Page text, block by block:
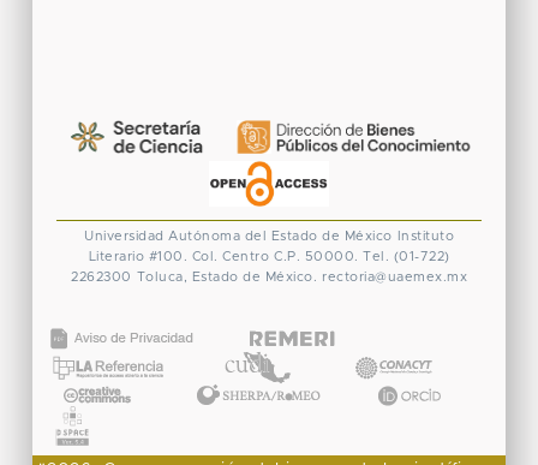
Universidad Autónoma del Estado de México
Instituto
Literario #100. Col. Centro C.P. 50000. Tel. (01-722)
2262300 Toluca, Estado de México. rectoria@uaemex.mx